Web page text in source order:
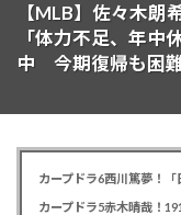
【MLB】佐々木朗
「体力不足、年中
中 今期復帰も困